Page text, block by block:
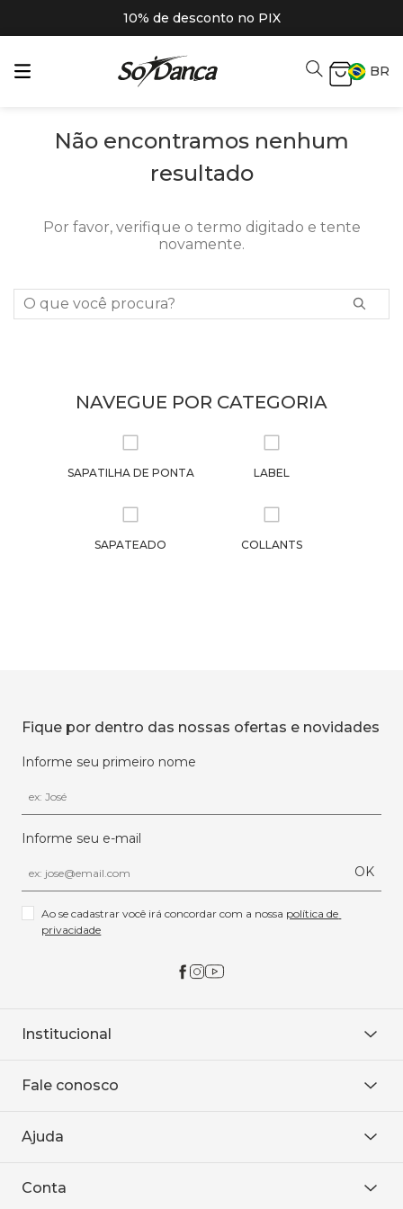
10% de desconto no PIX
BR
Não encontramos nenhum
resultado
Por favor, verifique o termo digitado e tente
novamente.
O que você procura?
NAVEGUE POR CATEGORIA
SAPATILHA DE PONTA LABEL
SAPATEADO COLLANTS
Fique por dentro das nossas ofertas e novidades
Informe seu primeiro nome
Informe seu e-mail
OK
Ao se cadastrar você irá concordar com a nossa política de
privacidade
Institucional
Onde encontrar
Baixe o APP
Fale conosco
WhatsApp
Ajuda
Política de entrega
Conta